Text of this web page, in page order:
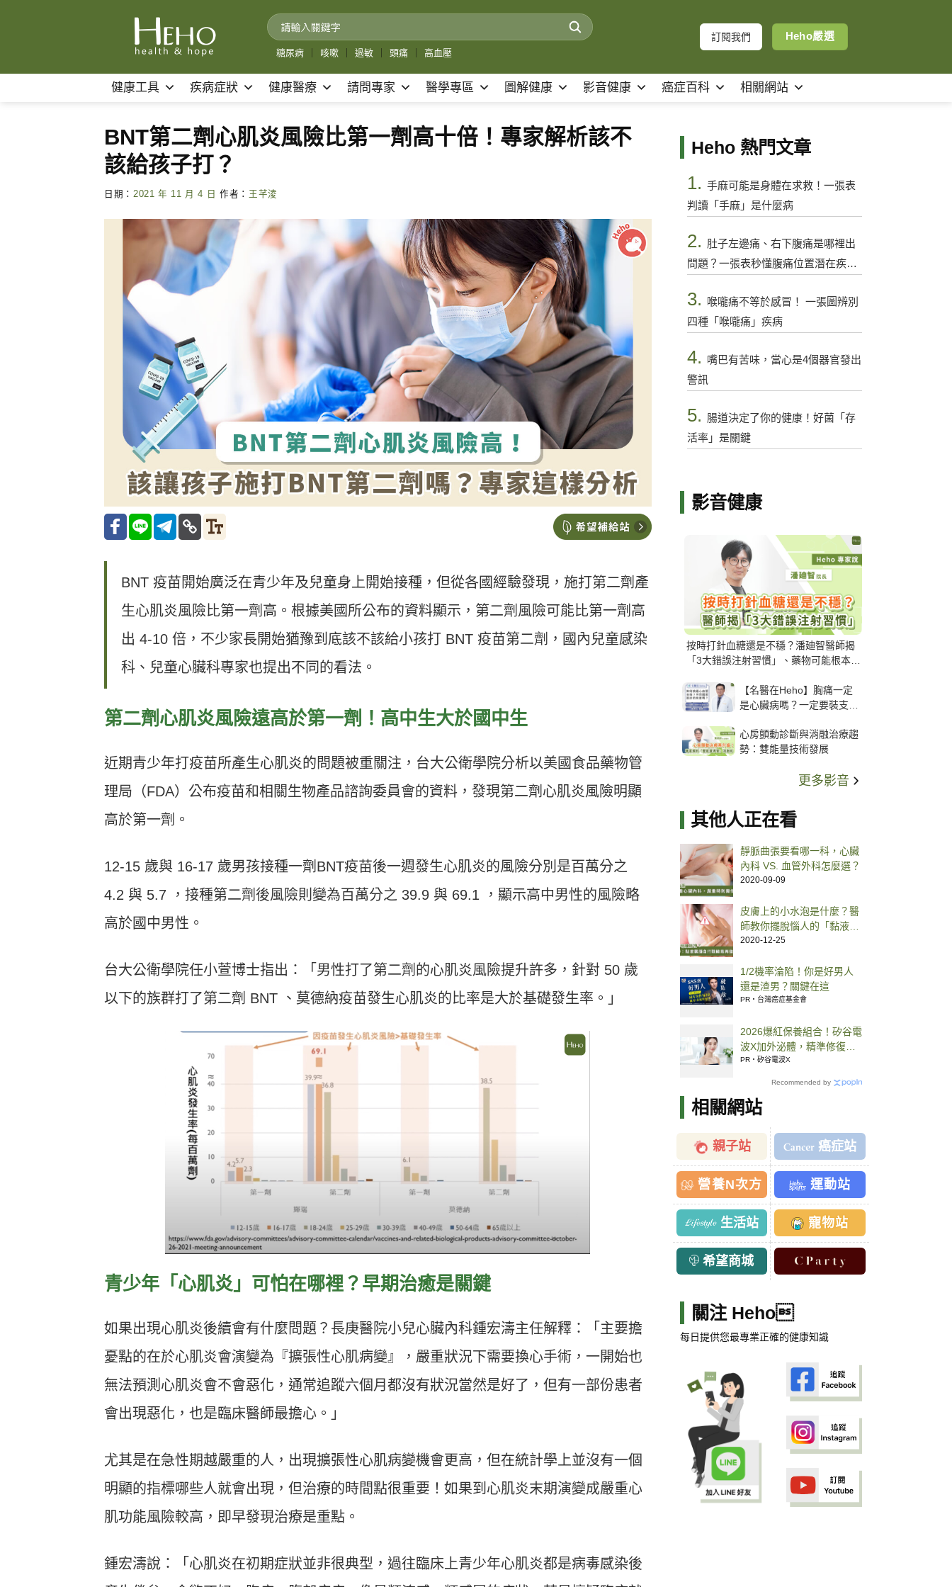
糖尿病 咳嗽 過敏 頭痛 高血壓
訂閱我們 Heho嚴選
健康工具 疾病症狀 健康醫療 請問專家 醫學專區 圖解健康 影音健康 癌症百科 相關網站
BNT第二劑心肌炎風險比第一劑高十倍！專家解析該不
該給孩子打？
日期： 2021 年 11 月 4 日 作者： 王芊淩
BNT 疫苗開始廣泛在青少年及兒童身上開始接種，但從各國經驗發現，施打第二劑產
生心肌炎風險比第一劑高。根據美國所公布的資料顯示，第二劑風險可能比第一劑高
出 4-10 倍，不少家長開始猶豫到底該不該給小孩打 BNT 疫苗第二劑，國內兒童感染
科、兒童心臟科專家也提出不同的看法。
第二劑心肌炎風險遠高於第一劑！高中生大於國中生
近期青少年打疫苗所產生心肌炎的問題被重關注，台大公衛學院分析以美國食品藥物管
理局（FDA）公布疫苗和相關生物產品諮詢委員會的資料，發現第二劑心肌炎風險明顯
高於第一劑。
12-15 歲與 16-17 歲男孩接種一劑BNT疫苗後一週發生心肌炎的風險分別是百萬分之
4.2 與 5.7 ，接種第二劑後風險則變為百萬分之 39.9 與 69.1 ，顯示高中男性的風險略
高於國中男性。
台大公衛學院任小萱博士指出：「男性打了第二劑的心肌炎風險提升許多，針對 50 歲
以下的族群打了第二劑 BNT 、莫德納疫苗發生心肌炎的比率是大於基礎發生率。」
青少年「心肌炎」可怕在哪裡？早期治癒是關鍵
如果出現心肌炎後續會有什麼問題？長庚醫院小兒心臟內科鍾宏濤主任解釋：「主要擔
憂點的在於心肌炎會演變為『擴張性心肌病變』，嚴重狀況下需要換心手術，一開始也
無法預測心肌炎會不會惡化，通常追蹤六個月都沒有狀況當然是好了，但有一部份患者
會出現惡化，也是臨床醫師最擔心。」
尤其是在急性期越嚴重的人，出現擴張性心肌病變機會更高，但在統計學上並沒有一個
明顯的指標哪些人就會出現，但治療的時間點很重要！如果到心肌炎末期演變成嚴重心
肌功能風險較高，即早發現治療是重點。
鍾宏濤說：「心肌炎在初期症狀並非很典型，過往臨床上青少年心肌炎都是病毒感染後
Heho 熱門文章
1. 手麻可能是身體在求救！一張表
判讀「手麻」是什麼病
2. 肚子左邊痛、右下腹痛是哪裡出
問題？一張表秒懂腹痛位置潛在疾病
3.
喉嚨痛不等於感冒！ 一張圖辨別
四種「喉嚨痛」疾病
4. 嘴巴有苦味，當心是4個器官發出
警訊
5. 腸道決定了你的健康！好菌「存
活率」是關鍵
影音健康
按時打針血糖還是不穩？潘廸智醫師揭
「3大錯誤注射習慣」、藥物可能根本沒
【名醫在Heho】胸痛一定
是心臟病嗎？一定要裝支
解析支架種類、風險與選擇
關鍵
心房顫動診斷與消融治療趨
勢：雙能量技術發展
更多影音
其他人正在看
靜脈曲張要看哪一科，心臟
內科 VS. 血管外科怎麼選？
2020-09-09
皮膚上的小水泡是什麼？醫
師教你擺脫惱人的「黏液囊
腫」
2020-12-25
1/2機率淪陷！你是好男人
還是渣男？關鍵在這
PR・台灣癌症基金會
2026爆紅保養組合！矽谷電
波X加外泌體，精準修復超
有感
PR・矽谷電波X
Recommended by
相關網站
親子站 癌症站
營養N次方 運動站
生活站 寵物站
希望商城
關注 Heho
每日提供您最專業正確的健康知識